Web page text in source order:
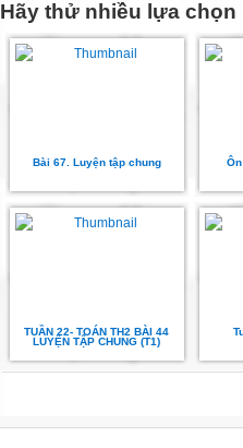
A
Hãy thử nhiều lựa chọn
Bài 67. Luyện tập chung
TUẦN 22- TOÁN TH2 BÀI 44
LUYỆN TẬP CHUNG (T1)